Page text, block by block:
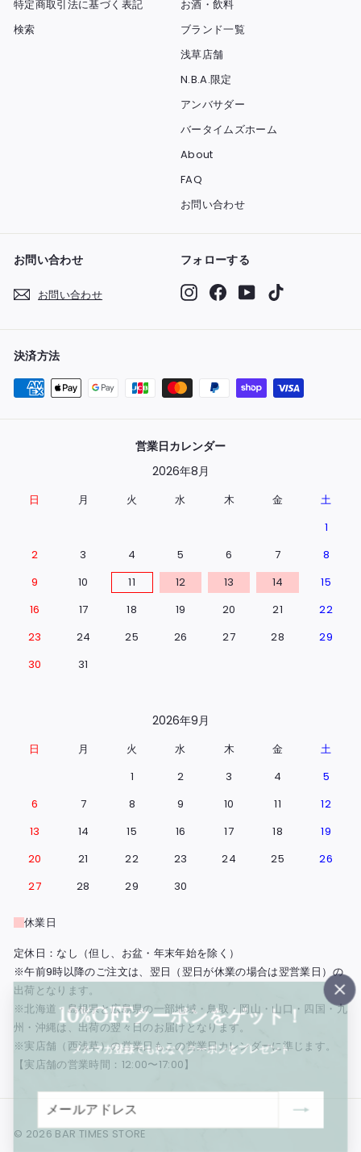
10%OFFクーポンをゲット！
メルマガ登録でもれなくクーポンをプレゼント
"閉
じ
特定商取引法に基づく表記
検索
お酒・飲料
ブランド一覧
浅草店舗
N.B.A.限定
アンバサダー
バータイムズホーム
About
FAQ
お問い合わせ
お問い合わせ
お問い合わせ
フォローする
InstagramFacebook
YouTube
決済方法
営業日カレンダー
2026年8月
日 月 火 水 木 金
土
1
2
3 4 5 6 7
8
9
10 11 12 13 14
15
16
17 18 19 20 21
22
23
24 25 26 27 28
29
30
31
2026年9月
日 月 火 水 木 金
土
1
2 3 4
5
6
7 8 9 10 11
12
13
14 15 16 17 18
19
20
21 22 23 24 25
26
27
28 29 30
休業日
定休日：なし（但し、お盆・年末年始を除く）
※午前9時以降のご注文は、翌日（翌日が休業の場合は翌営業日）の
出荷となります。
※北海道・島根県と広島県の一部地域・鳥取・岡山・山口・四国・九
州・沖縄は、出荷の翌々日のお届けとなります。
※実店舗（西浅草）の営業日もこの営業日カレンダーに準じます。
【実店舗の営業時間：12:00〜17:00】
© 2026 BAR TIMES STORE